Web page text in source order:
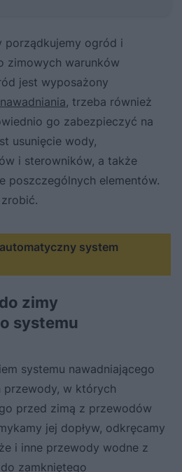
porządkujemy ogród i
zimowych warunków
jest wyposażony
, trzeba również
go zabezpieczyć na
usunięcie wody,
i sterowników, a także
poszczególnych elementów.
system
zimy
systemu
systemu nawadniającego
przewody, w których
przed zimą z przewodów
jej dopływ, odkręcamy
i inne przewody wodne z
zamkniętego